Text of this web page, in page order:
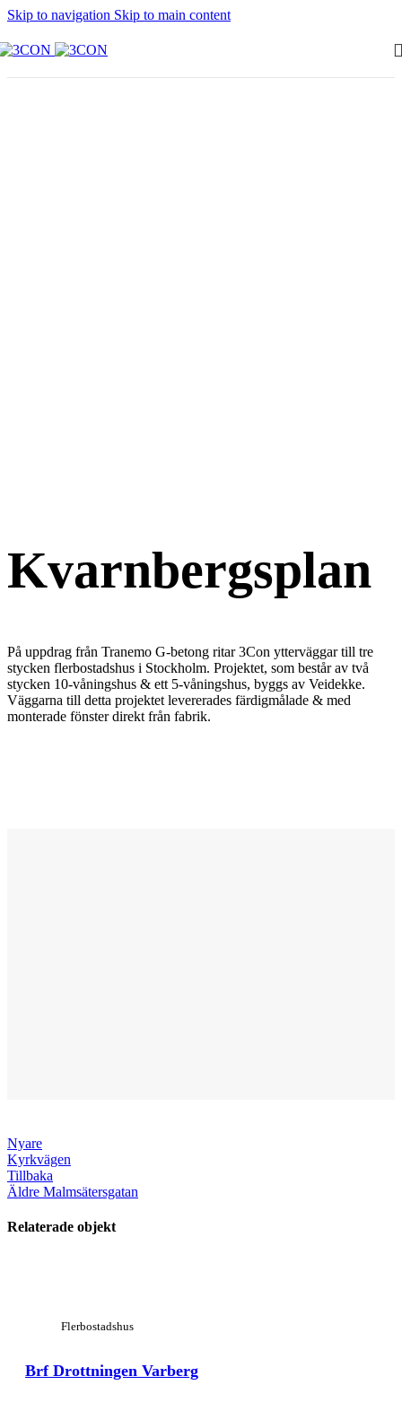
Skip to navigation Skip to main content
Kvarnbergsplan
På uppdrag från Tranemo G-betong ritar 3Con ytterväggar till tre
stycken flerbostadshus i Stockholm. Projektet, som består av två
stycken 10-våningshus & ett 5-våningshus, byggs av Veidekke.
Väggarna till detta projektet levererades färdigmålade & med
monterade fönster direkt från fabrik.
Nyare
Kyrkvägen
Tillbaka
Äldre Malmsätersgatan
Relaterade objekt
Flerbostadshus
Brf Drottningen Varberg